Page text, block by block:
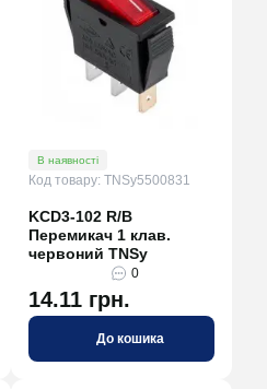
В наявності
Код товару: TNSy5500831
KCD3-102 R/B
Перемикач 1 клав.
червоний TNSy
0
14.11 грн.
До кошика